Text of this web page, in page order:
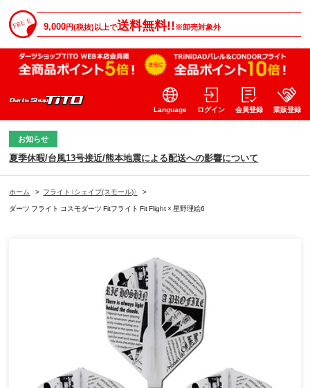
9,000円(税抜)以上で送料無料!!※卸売対象外
Language ログイン 会員登録 業販登録
お知らせ
夏季休暇/台風13号接近/熊本地震による配送への影響について
ホーム > フライト（シェイプ(スモール)）
>
ダーツ フライト コスモダーツ Fitフライト Fit Flight × 星野理絵6